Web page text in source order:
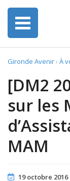
Gironde Avenir› À
[DM2
sur les
MAM
19 octobre 2016